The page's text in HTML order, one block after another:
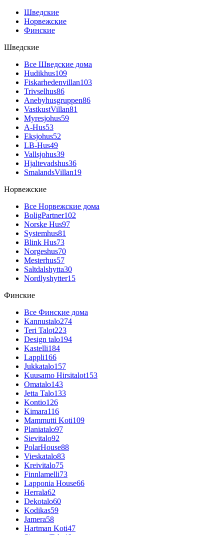
Шведские
Норвежские
Финские
Шведские
Все Шведские дома
Hudikhus109
Fiskarhedenvillan103
Trivselhus86
Anebyhusgruppen86
VastkustVillan81
Myresjohus59
A-Hus53
Eksjohus52
LB-Hus49
Vallsjohus39
Hjaltevadshus36
SmalandsVillan19
Норвежские
Все Норвежские дома
BoligPartner102
Norske Hus97
Systemhus81
Blink Hus73
Norgeshus70
Mesterhus57
Saltdalshytta30
Nordlyshytter15
Финские
Все Финские дома
Kannustalo274
Teri Talot223
Design talo194
Kastelli184
Lappli166
Jukkatalo157
Kuusamo Hirsitalot153
Omatalo143
Jetta Talo133
Kontio126
Kimara116
Mammutti Koti109
Planiatalo97
Sievitalo92
PolarHouse88
Vieskatalo83
Kreivitalo75
Finnlamelli73
Lapponia House66
Herrala62
Dekotalo60
Kodikas59
Jamera58
Hartman Koti47